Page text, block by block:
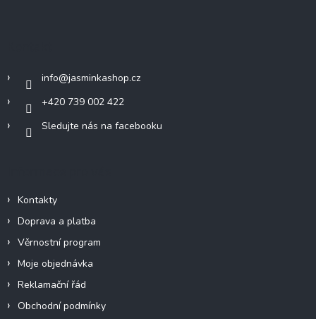
info@jasminkashop.cz
+420 739 002 422
Sledujte nás na facebooku
Kontakty
Doprava a platba
Věrnostní program
Moje objednávka
Reklamační řád
Obchodní podmínky